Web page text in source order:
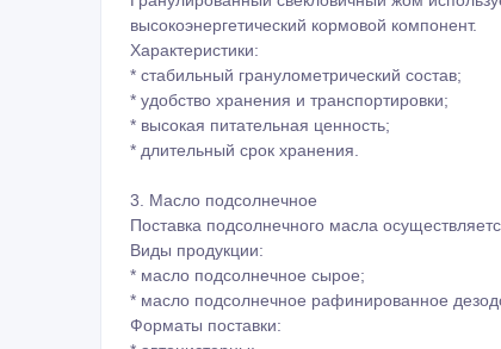
Продукция
1. Сахар белый свекловичный ГОСТ 33222-
Категории:
* Сахар белый кристаллический категории
* Сахар белый кристаллический категории ТС1;
* Сахар белый кристаллический категории ТС2;
* Сахар белый кристаллический категории ТС3.
соответствует требованиям ГОСТ 33222-
2. Жом свекловичный гранулированный
Гранулированный свекловичный жом
высокоэнергетический кормовой компонент.
Характеристики: